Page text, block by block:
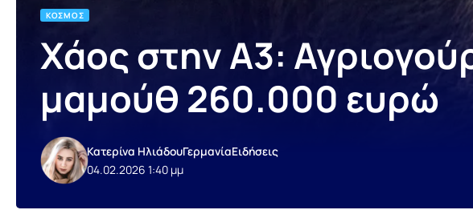
ΚΌΣΜΟΣ
Χάος στην A3:
μαμούθ 260.000 ευρώ
04.02.2026 1:40 μμ
Κατερίνα ΗλιάδουΓερμανίαΕιδήσεις